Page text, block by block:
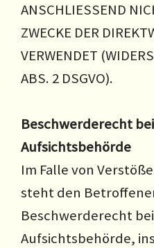
ANSCHLIESSEND
ZWECKE DER
VERWENDET
ABS. 2 DSGVO).
Beschwerderecht
Aufsichtsbehörde
Im Falle von
steht den
Beschwerderecht
Aufsichtsbehörde,